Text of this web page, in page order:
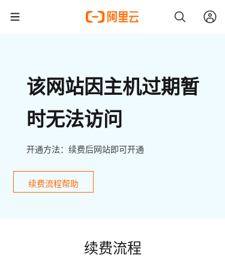
该网站因主机过期暂
时无法访问
开通方法：续费后网站即可开通
续费流程帮助
续费流程